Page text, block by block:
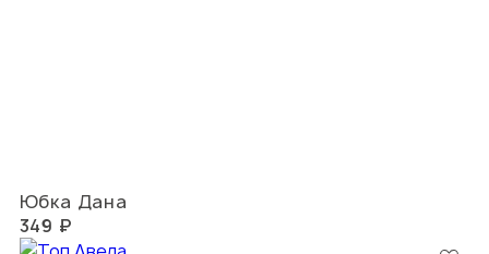
Юбка Дана
349 ₽